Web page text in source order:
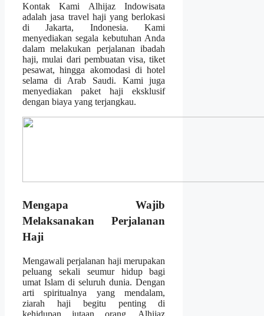
Kontak Kami Alhijaz Indowisata
adalah jasa travel haji yang berlokasi
di Jakarta, Indonesia. Kami
menyediakan segala kebutuhan Anda
dalam melakukan perjalanan ibadah
haji, mulai dari pembuatan visa, tiket
pesawat, hingga akomodasi di hotel
selama di Arab Saudi. Kami juga
menyediakan paket haji eksklusif
dengan biaya yang terjangkau.
Mengapa Wajib
Melaksanakan Perjalanan
Haji
Mengawali perjalanan haji merupakan
peluang sekali seumur hidup bagi
umat Islam di seluruh dunia. Dengan
arti spiritualnya yang mendalam,
ziarah haji begitu penting di
kehidupan jutaan orang. Alhijaz